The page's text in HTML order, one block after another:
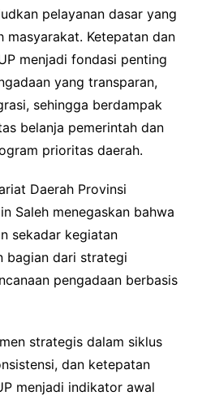
pelayanan dasar yang
masyarakat. Ketepatan dan
menjadi fondasi penting
yang transparan,
sehingga berdampak
belanja pemerintah dan
prioritas daerah.
Daerah Provinsi
Saleh menegaskan bahwa
sekadar kegiatan
bagian dari strategi
pengadaan berbasis
strategis dalam siklus
dan ketepatan
menjadi indikator awal